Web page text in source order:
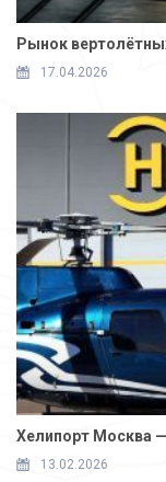
Рынок
17.04.2026
Хелипорт Москва
13.02.2026